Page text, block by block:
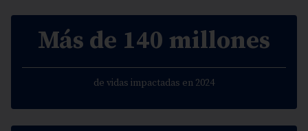
Más de 140 millones
de vidas impactadas en 2024